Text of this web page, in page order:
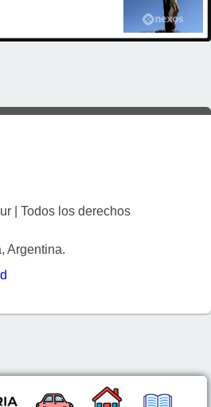
| Todos los derechos
Argentina.